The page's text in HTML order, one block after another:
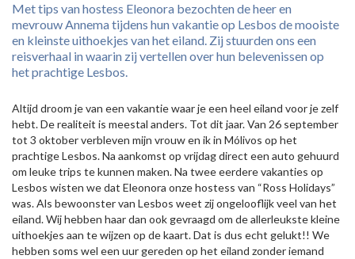
Met tips van hostess Eleonora bezochten de heer en
mevrouw Annema tijdens hun vakantie op Lesbos de mooiste
en kleinste uithoekjes van het eiland. Zij stuurden ons een
reisverhaal in waarin zij vertellen over hun belevenissen op
het prachtige Lesbos.
Altijd droom je van een vakantie waar je een heel eiland voor je zelf
hebt. De realiteit is meestal anders. Tot dit jaar. Van 26 september
tot 3 oktober verbleven mijn vrouw en ik in Mólivos op het
prachtige Lesbos. Na aankomst op vrijdag direct een auto gehuurd
om leuke trips te kunnen maken. Na twee eerdere vakanties op
Lesbos wisten we dat Eleonora onze hostess van “Ross Holidays”
was. Als bewoonster van Lesbos weet zij ongelooflijk veel van het
eiland. Wij hebben haar dan ook gevraagd om de allerleukste kleine
uithoekjes aan te wijzen op de kaart. Dat is dus echt gelukt!! We
hebben soms wel een uur gereden op het eiland zonder iemand